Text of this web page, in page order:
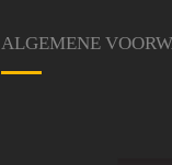
ALGEMENE